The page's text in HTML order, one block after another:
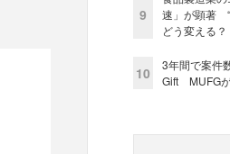
9
速」が顕著 “
どう変える？
10
3年間で案件
Gift MUFG